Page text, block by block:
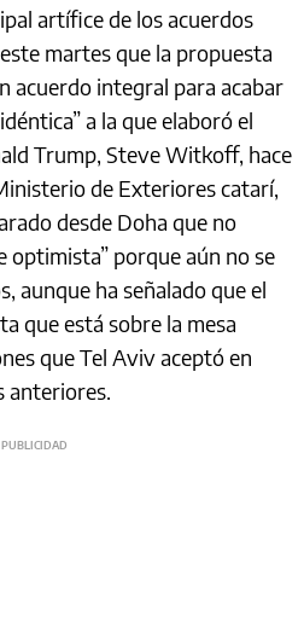
artífice de los acuerdos
martes que la propuesta
acuerdo integral para acabar
a la que elaboró el
Trump, Steve Witkoff, hace
de Exteriores catarí,
desde Doha que no
optimista” porque aún no se
aunque ha señalado que el
que está sobre la mesa
que Tel Aviv aceptó en
anteriores.